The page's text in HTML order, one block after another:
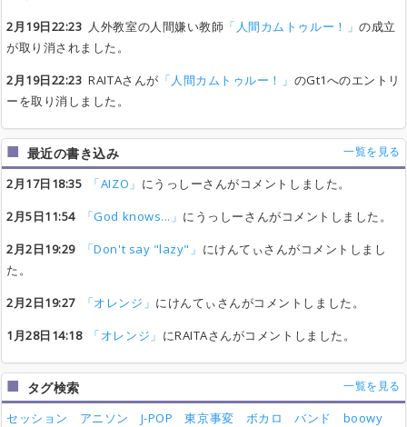
2月19日22:23 人外教室の人間嫌い教師 「人間カムトゥルー！」の成立
が取り消されました。
2月19日22:23 RAITAさんが 「人間カムトゥルー！」 のGt1へのエントリ
ーを取り消しました。
最近の書き込み 一覧を見る
2月17日18:35 「AIZO」 にうっしーさんがコメントしました。
2月5日11:54
「God knows...」 にうっしーさんがコメントしました。
2月2日19:29
「Don't say "lazy"」 にけんてぃさんがコメントしまし
た。
2月2日19:27
「オレンジ」 にけんてぃさんがコメントしました。
1月28日14:18
「オレンジ」 にRAITAさんがコメントしました。
タグ検索 一覧を見る
セッション アニソン J-POP 東京事変 ボカロ バンド
boowy